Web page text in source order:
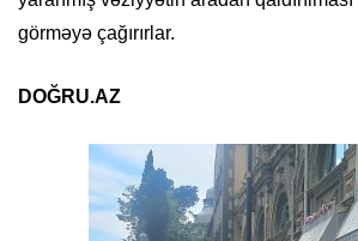
görməyə çağırırlar.
DOĞRU.AZ